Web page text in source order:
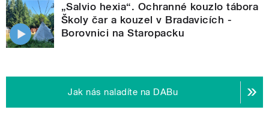
„Salvio hexia“. Ochranné kouzlo tábora
Školy čar a kouzel v Bradavicích -
Borovnici na Staropacku
Jak nás naladíte na DABu